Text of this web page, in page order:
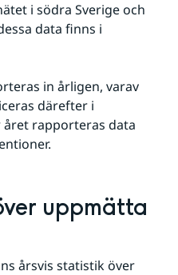
i södra Sverige och
data finns i
in årligen, varav
därefter i
rapporteras data
uppmätta
årsvis statistik över